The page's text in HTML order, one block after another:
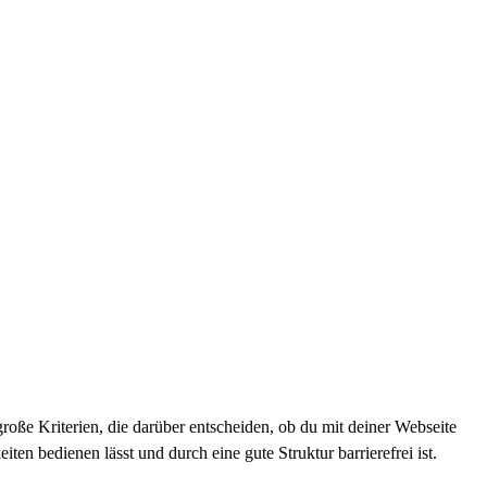
Kriterien, die darüber entscheiden, ob du mit deiner Webseite
bedienen lässt und durch eine gute Struktur barrierefrei ist.